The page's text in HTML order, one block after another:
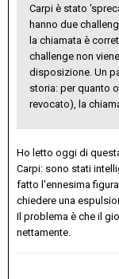
Carpi è stato
hanno due
la chiamata è
challenge non
disposizione. Un
storia: per quanto
revocato), la
Ho letto oggi di
Carpi: sono stati
fatto l'ennesima
chiedere una
Il problema è che il
nettamente.